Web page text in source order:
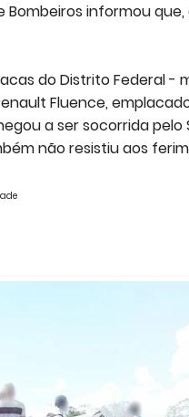
Bombeiros informou
do Distrito Federal -
Fluence,
a ser socorrida
não resistiu aos